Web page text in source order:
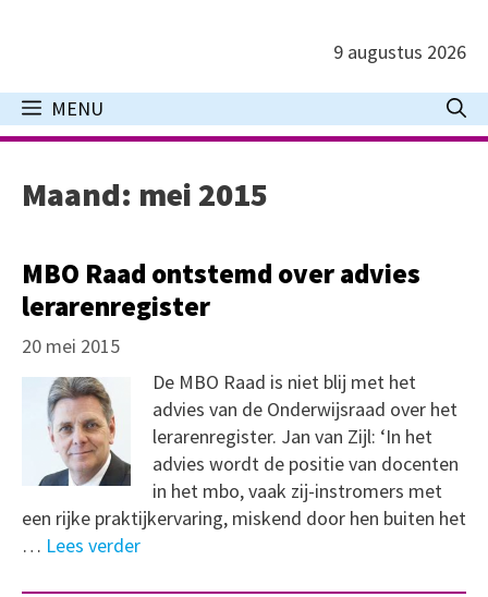
inhoud
9 augustus 2026
MENU
Maand: mei 2015
MBO Raad ontstemd over advies
lerarenregister
20 mei 2015
De MBO Raad is niet blij met het
advies van de Onderwijsraad over het
lerarenregister. Jan van Zijl: ‘In het
advies wordt de positie van docenten
in het mbo, vaak zij-instromers met
een rijke praktijkervaring, miskend door hen buiten het
… Lees verder